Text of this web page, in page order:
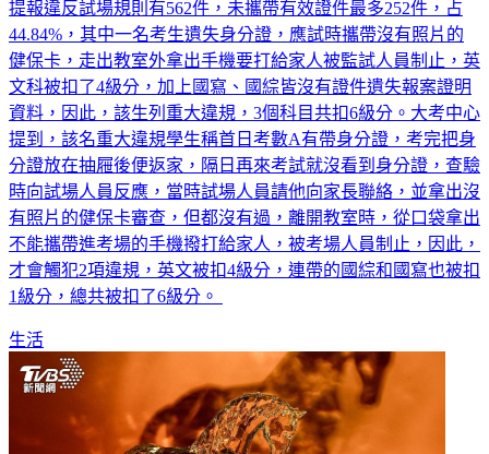
提報違反試場規則有562件，未攜帶有效證件最多252件，占
44.84%，其中一名考生遺失身分證，應試時攜帶沒有照片的
健保卡，走出教室外拿出手機要打給家人被監試人員制止，英
文科被扣了4級分，加上國寫、國綜皆沒有證件遺失報案證明
資料，因此，該生列重大違規，3個科目共扣6級分。大考中心
提到，該名重大違規學生稱首日考數A有帶身分證，考完把身
分證放在抽屜後便返家，隔日再來考試就沒看到身分證，查驗
時向試場人員反應，當時試場人員請他向家長聯絡，並拿出沒
有照片的健保卡審查，但都沒有過，離開教室時，從口袋拿出
不能攜帶進考場的手機撥打給家人，被考場人員制止，因此，
才會觸犯2項違規，英文被扣4級分，連帶的國綜和國寫也被扣
1級分，總共被扣了6級分。
生活